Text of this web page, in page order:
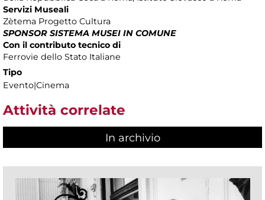
Servizi Museali
Zètema Progetto Cultura
SPONSOR SISTEMA MUSEI IN COMUNE
Con il contributo tecnico di
Ferrovie dello Stato Italiane
Tipo
Evento|Cinema
Attività correlate
In archivio